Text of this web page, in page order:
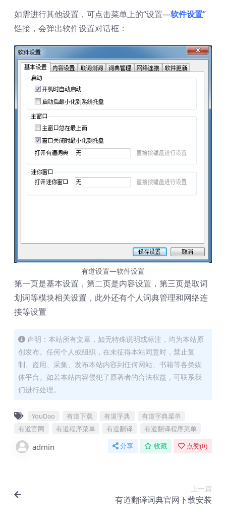
如需进行其他设置，可点击菜单上的“设置—软件设置”
链接，会弹出软件设置对话框：
有道设置—软件设置
第一页是基本设置，第二页是内容设置，第三页是取词
划词等模块相关设置，此外还有个人词典管理和网络连
接等设置
声明：本站所有文章，如无特殊说明或标注，均为本站原
创发布。任何个人或组织，在未征得本站同意时，禁止复
制、盗用、采集、发布本站内容到任何网站、书籍等各类媒
体平台。如若本站内容侵犯了原著者的合法权益，可联系我
们进行处理。
YouDao 有道下载 有道字典
有道字典菜单
有道官网
有道程序菜单 有道翻译 有道翻译程序菜单
admin 分享 收藏 点赞(0)
上一篇
有道翻译词典官网下载安装